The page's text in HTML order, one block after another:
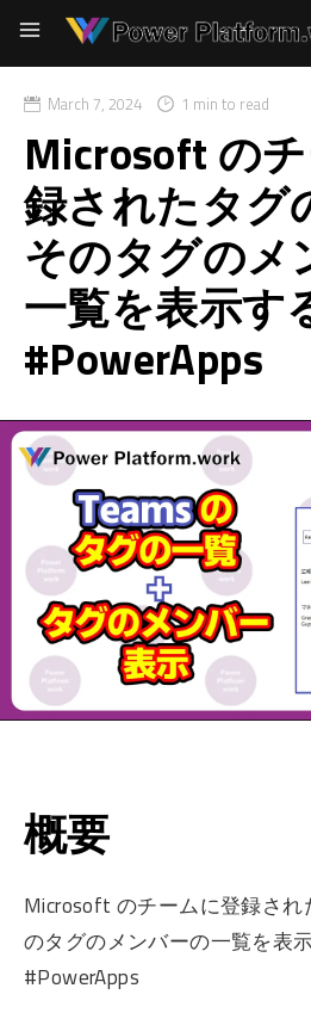
March 7, 2024 1 min to read
Microsoft の
録されたタグ
そのタグのメ
一覧を表示す
#PowerApps
概要
Microsoft のチームに登録さ
のタグのメンバーの一覧を表
#PowerApps